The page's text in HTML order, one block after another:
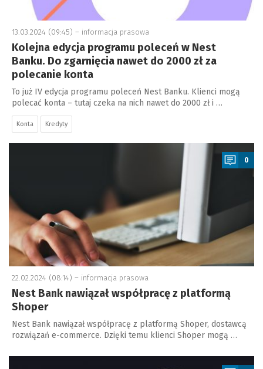
13.03.2024 (09:45) – informacja prasowa
Kolejna edycja programu poleceń w Nest
Banku. Do zgarnięcia nawet do 2000 zł za
polecanie konta
To już IV edycja programu poleceń Nest Banku. Klienci mogą
polecać konta – tutaj czeka na nich nawet do 2000 zł i …
Konta Kredyty
a
0
22.02.2024 (08:14) – informacja prasowa
Nest Bank nawiązał współpracę z platformą
Shoper
Nest Bank nawiązał współpracę z platformą Shoper, dostawcą
rozwiązań e-commerce. Dzięki temu klienci Shoper mogą …
a